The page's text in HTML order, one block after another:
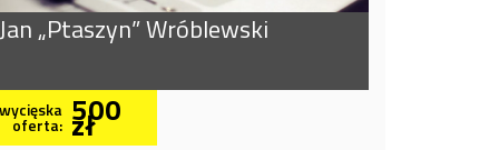
Jan „Ptaszyn” Wróblewski
oferta: 500
zł